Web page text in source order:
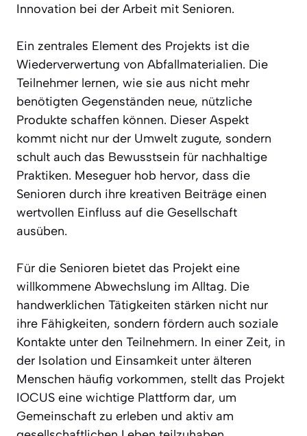
Innovation bei der Arbeit mit Senioren.
Ein zentrales Element des Projekts ist die
Wiederverwertung von Abfallmaterialien. Die
Teilnehmer lernen, wie sie aus nicht mehr
benötigten Gegenständen neue, nützliche
Produkte schaffen können. Dieser Aspekt
kommt nicht nur der Umwelt zugute, sondern
schult auch das Bewusstsein für nachhaltige
Praktiken. Meseguer hob hervor, dass die
Senioren durch ihre kreativen Beiträge einen
wertvollen Einfluss auf die Gesellschaft
ausüben.
Für die Senioren bietet das Projekt eine
willkommene Abwechslung im Alltag. Die
handwerklichen Tätigkeiten stärken nicht nur
ihre Fähigkeiten, sondern fördern auch soziale
Kontakte unter den Teilnehmern. In einer Zeit, in
der Isolation und Einsamkeit unter älteren
Menschen häufig vorkommen, stellt das Projekt
IOCUS eine wichtige Plattform dar, um
Gemeinschaft zu erleben und aktiv am